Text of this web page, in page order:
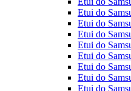
Etui do
Etui do
Etui do
Etui do
Etui do
Etui do
Etui do
Etui do